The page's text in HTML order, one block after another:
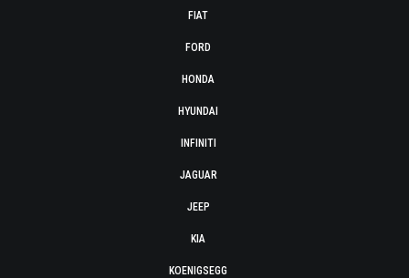
FIAT
FORD
HONDA
HYUNDAI
INFINITI
JAGUAR
JEEP
KIA
KOENIGSEGG